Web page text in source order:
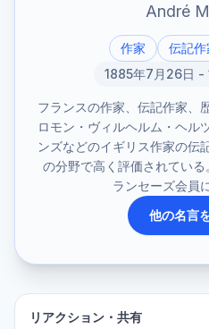
André
作家 伝記作
1885年7月26日 -
フランスの作家、伝記作家、
ロモン・ヴィルヘルム・ヘル
ンズなどのイギリス作家の伝
の分野で高く評価されてい
ランセーズ会員
他の名言
リアクション・共有